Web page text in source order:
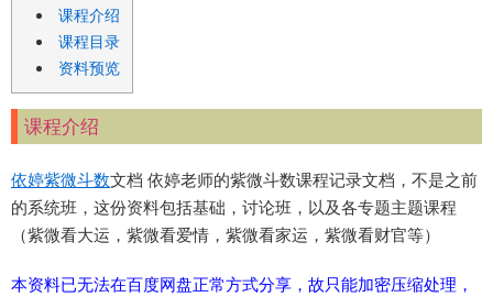
课程介绍
课程目录
资料预览
课程介绍
依婷紫微斗数文档 依婷老师的紫微斗数课程记录文档，不是之前
的系统班，这份资料包括基础，讨论班，以及各专题主题课程
（紫微看大运，紫微看爱情，紫微看家运，紫微看财官等）
本资料已无法在百度网盘正常方式分享，故只能加密压缩处理，